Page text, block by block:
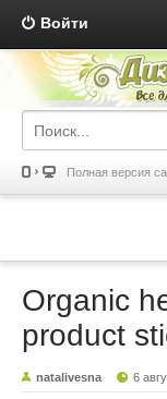
Войти
Полная версия
Organic
product
natalivesna 6